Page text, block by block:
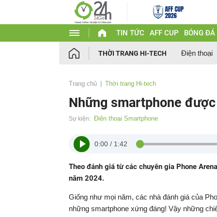
TIN TỨC AFF CUP BÓNG ĐÁ
THỜI TRANG HI-TECH Điện thoại
Trang chủ Thời trang Hi-tech
Những smartphone
Sự kiện: Điện thoại Smartphone
0:00 / 1:42
Theo đánh giá từ các chuyên gia Phone
năm 2024.
Giống như mọi năm, các nhà đánh giá của
những smartphone xứng đáng! Vậy những